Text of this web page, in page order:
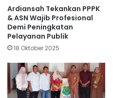
Ardiansah Tekankan PPPK
& ASN Wajib Profesional
Demi Peningkatan
Pelayanan Publik
18 Oktober 2025